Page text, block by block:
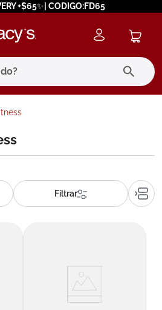
+$65✨| CODIGO:FD65